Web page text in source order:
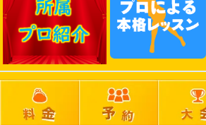
2024年12月
2024年11月
2024年10月
2024年09月
2024年08月
2024年07月